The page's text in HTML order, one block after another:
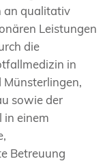
an qualitativ
Leistungen
die
in
sowie der
in einem
Betreuung